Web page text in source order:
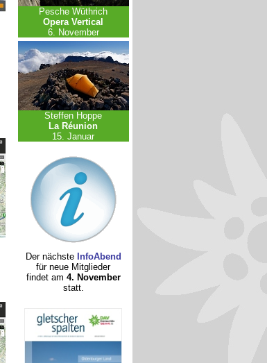
Pesche Wüthrich
Opera Vertical
6. November
Steffen Hoppe
La Réunion
15. Januar
Der nächste InfoAbend
für neue Mitglieder
findet am 4. November
statt.